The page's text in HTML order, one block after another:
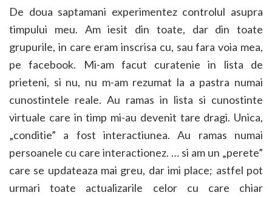
De doua saptamani experimentez controlul asupra
timpului meu. Am iesit din toate, dar din toate
grupurile, in care eram inscrisa cu, sau fara voia mea,
pe facebook. Mi-am facut curatenie in lista de
prieteni, si nu, nu m-am rezumat la a pastra numai
cunostintele reale. Au ramas in lista si cunostinte
virtuale care in timp mi-au devenit tare dragi. Unica,
„conditie” a fost interactiunea. Au ramas numai
persoanele cu care interactionez. … si am un „perete”
care se updateaza mai greu, dar imi place; astfel pot
urmari toate actualizarile celor cu care chiar